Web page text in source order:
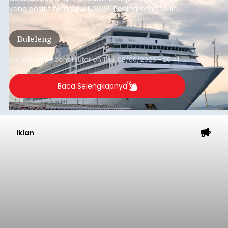
yang positif hingga Juli 2026. Peningkatan terlihat
dari arus kapal yang mencapai 1,48 juta Gross
Tonnage (GT), atau tumbuh 12,4 persen
dibandingkan periode yang sama tahun lalu
yang tercatat sebesar 1,32 juta GT.
Buleleng
Submitted bycontributoronThu, 08/06/2026 - 20:41
Baca Selengkapnya
Iklan